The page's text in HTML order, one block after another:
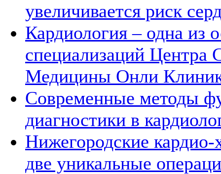
увеличивается риск
Кардиология – одна из
специализаций Центра
Медицины Онли
Современные методы
диагностики в
Нижегородские
две уникальные